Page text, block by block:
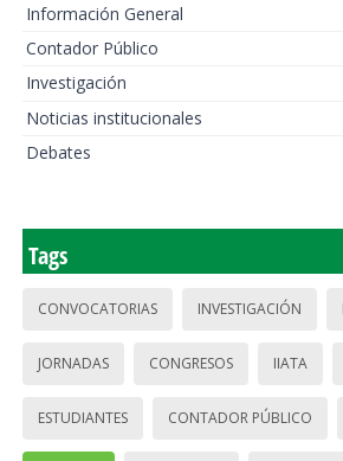
Información General
Contador Público
Investigación
Noticias institucionales
Debates
Tags
CONVOCATORIAS INVESTIGACIÓN
JORNADAS CONGRESOS IIATA
ESTUDIANTES CONTADOR PÚBLICO